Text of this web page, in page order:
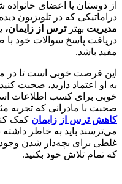
از دوستان یا اعضای خانواده
دراماتیکی که در تلویزیون
مدیریت بهترترس از زایمان،
دریافت پاسخ سوالات خود با
مفید باشد.
این فرصت خوبی است تا در
به او اعتماد دارید، صحبت
خوبی برای کسب اطلاعات
صحبت با مادرانی که تجربه
کاهش ترس از زایمان کمک
می‌ترسند باید به خاطر
غلطی برای بچه‌دار شدن
که تمام تلاش خود بکنید.